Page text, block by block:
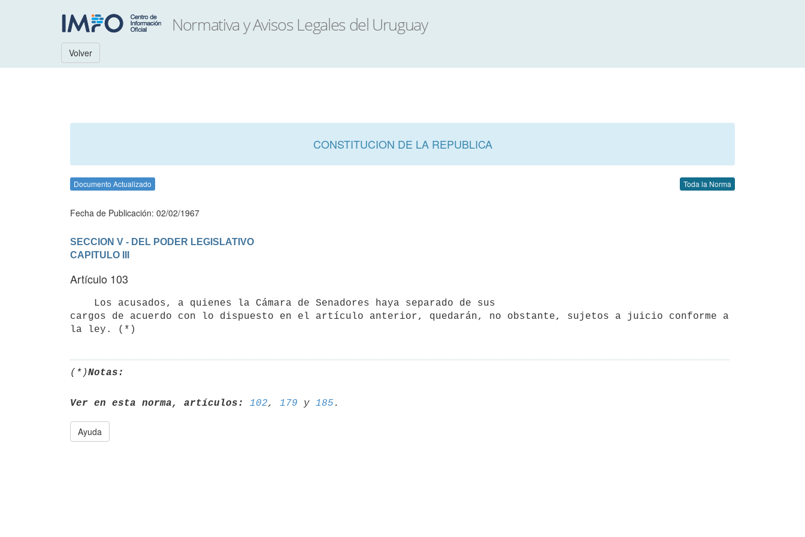
Volver
CONSTITUCION DE LA REPUBLICA
Documento Actualizado Toda la Norma
Fecha de Publicación: 02/02/1967
SECCION V - DEL PODER LEGISLATIVO
CAPITULO III
Artículo 103
cargos de acuerdo con lo dispuesto en el artículo anterior, quedarán, no obstante, sujetos a juicio conforme a
(*)Notas:
Ver en esta norma, artículos: 102, 179 y 185
Ayuda